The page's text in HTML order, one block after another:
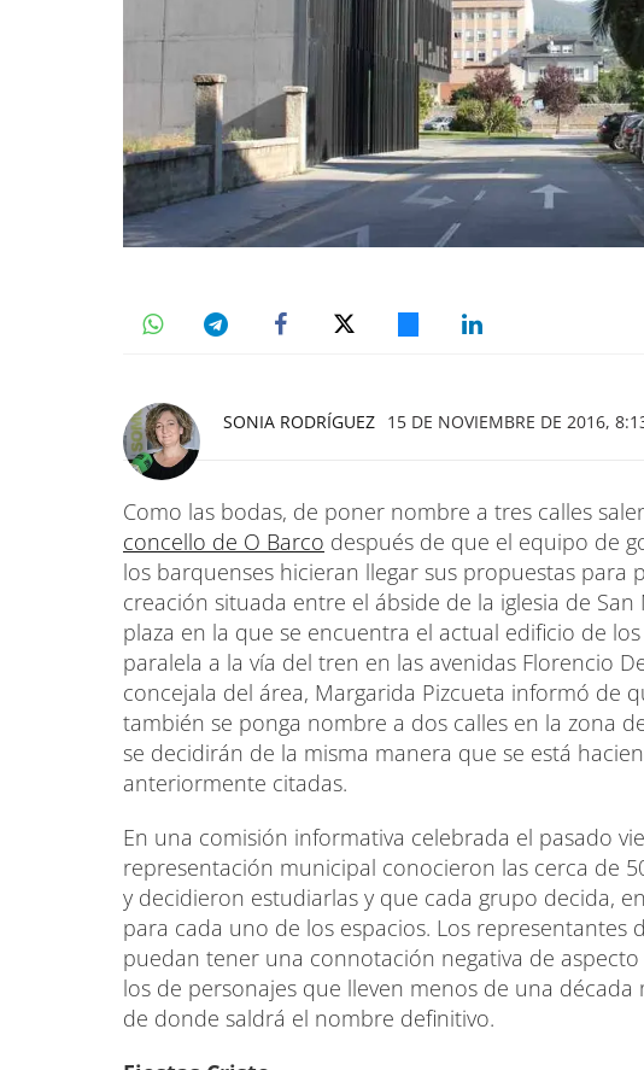
SONIA RODRÍGUEZ 15 DE NOVIEMBRE DE 2016,
Como las bodas, de poner nombre a tres calles
concello de O Barco después de que el equipo de
los barquenses hicieran llegar sus propuestas para
creación situada entre el ábside de la iglesia de
plaza en la que se encuentra el actual edificio de
paralela a la vía del tren en las avenidas Florencio
concejala del área, Margarida Pizcueta informó de
también se ponga nombre a dos calles en la zona
se decidirán de la misma manera que se está
anteriormente citadas.
En una comisión informativa celebrada el pasado
representación municipal conocieron las cerca de
y decidieron estudiarlas y que cada grupo decida,
para cada uno de los espacios. Los representantes
puedan tener una connotación negativa de
los de personajes que lleven menos de una
de donde saldrá el nombre definitivo.